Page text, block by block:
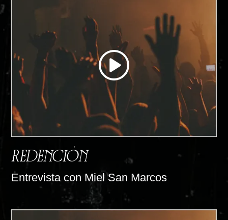
REDENCIÓN
Entrevista con Miel San Marcos